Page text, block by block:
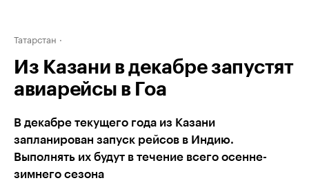
Татарстан
Из Казани в декабре запустят
авиарейсы в Гоа
В декабре текущего года из Казани
запланирован запуск рейсов в Индию.
Выполнять их будут в течение всего осенне-
зимнего сезона